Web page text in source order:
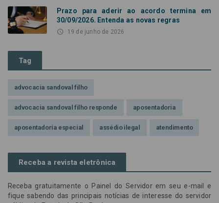
Prazo para aderir ao acordo termina em
30/09/2026. Entenda as novas regras
access_time 19 de junho de 2026
Tag
advocacia sandoval filho
advocacia sandoval filho responde aposentadoria
aposentadoria especial assédio ilegal atendimento
credores prioritários Dia do Servidor Público
Receba a revista eletrônica
Receba gratuitamente o Painel do Servidor em seu e-mail e
fique sabendo das principais notícias de interesse do servidor